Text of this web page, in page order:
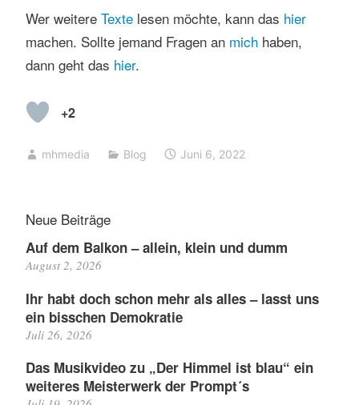
Wer weitere Textelesen möchte, kann das hier
machen. Sollte jemand Fragen an michhaben,
dann geht das hier.
+2
mhmedia Blog Juni 6, 2022
Neue Beiträge
Auf dem Balkon – allein, klein und dumm
August 2, 2026
Ihr habt doch schon mehr als alles – lasst uns
ein bisschen Demokratie
Juli 26, 2026
Das Musikvideo zu „Der Himmel ist blau“ ein
weiteres Meisterwerk der Prompt´s